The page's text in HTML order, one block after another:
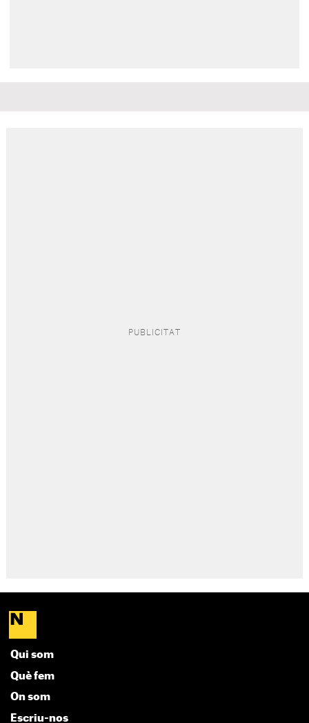
Qui som
Què fem
On som
Escriu-nos